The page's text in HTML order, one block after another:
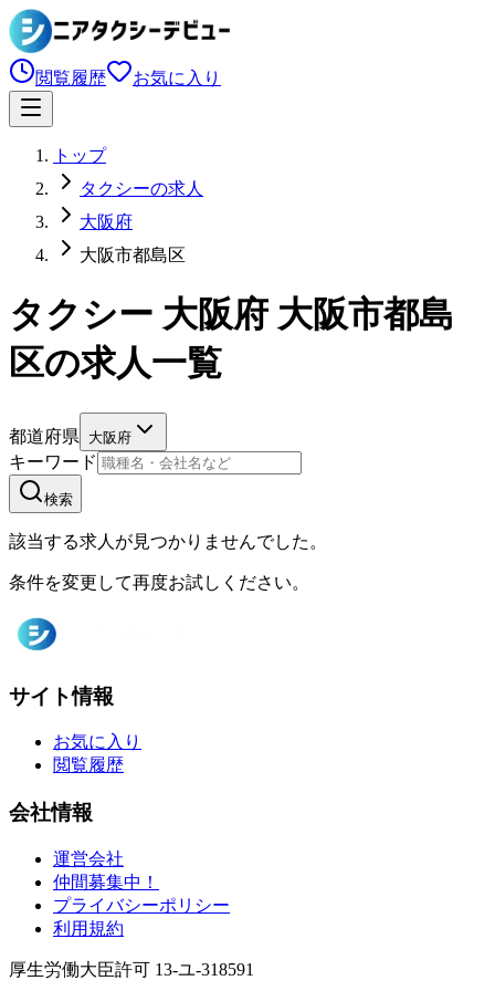
閲覧履歴 お気に入り
トップ
タクシーの求人
大阪府
大阪市都島区
タクシー 大阪府 大阪市都島
区の求人一覧
都道府県 大阪府
キーワード
検索
該当する求人が見つかりませんでした。
条件を変更して再度お試しください。
サイト情報
お気に入り
閲覧履歴
会社情報
運営会社
仲間募集中！
プライバシーポリシー
利用規約
厚生労働大臣許可 13-ユ-318591